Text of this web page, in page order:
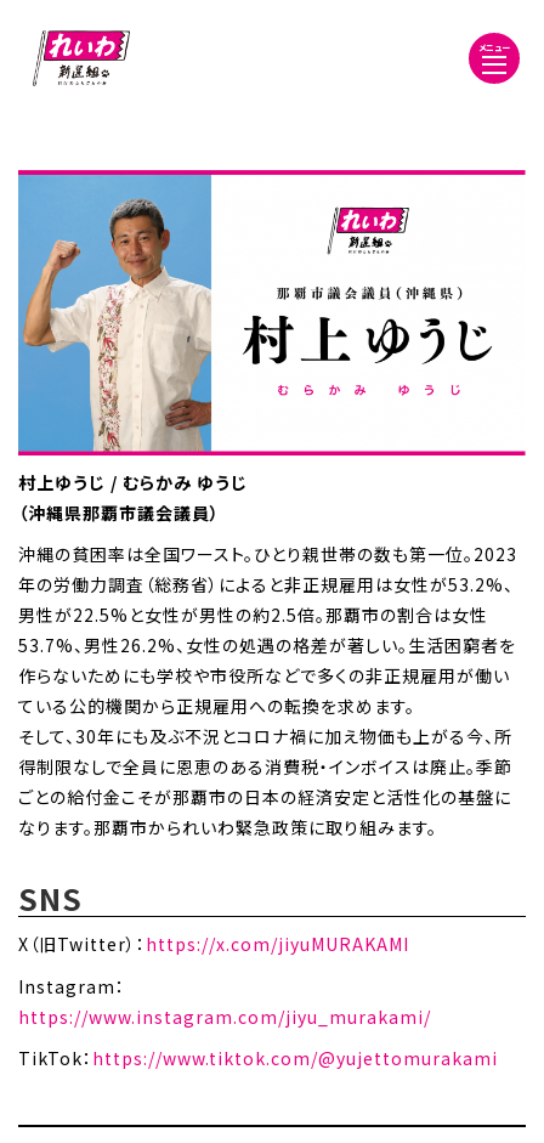
メニュー
村上ゆうじ / むらかみ ゆうじ
（沖縄県那覇市議会議員）
沖縄の貧困率は全国ワースト。ひとり親世帯の数も第一位。2023
年の労働力調査（総務省）によると非正規雇用は女性が53.2%、
男性が22.5%と女性が男性の約2.5倍。那覇市の割合は女性
53.7%、男性26.2%、女性の処遇の格差が著しい。生活困窮者を
作らないためにも学校や市役所などで多くの非正規雇用が働い
ている公的機関から正規雇用への転換を求めます。
そして、30年にも及ぶ不況とコロナ禍に加え物価も上がる今、所
得制限なしで全員に恩恵のある消費税・インボイスは廃止。季節
ごとの給付金こそが那覇市の日本の経済安定と活性化の基盤に
なります。那覇市かられいわ緊急政策に取り組みます。
SNS
X（旧Twitter）： https://x.com/jiyuMURAKAMI
Instagram：
https://www.instagram.com/jiyu_murakami/
TikTok： https://www.tiktok.com/@yujettomurakami